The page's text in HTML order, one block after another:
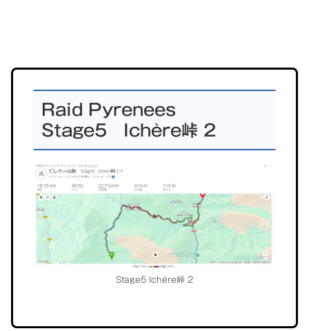
Raid Pyrenees
Stage5 Ichère峠 2
Stage5 Ichère峠 2